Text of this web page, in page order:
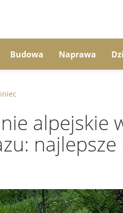
Budowa Naprawa
alpejskie